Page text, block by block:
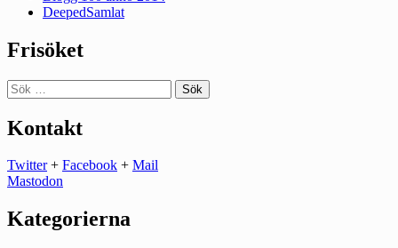
DeepedSamlat
Frisöket
Sök
efter:
Kontakt
Twitter+ Facebook + Mail
Mastodon
Kategorierna